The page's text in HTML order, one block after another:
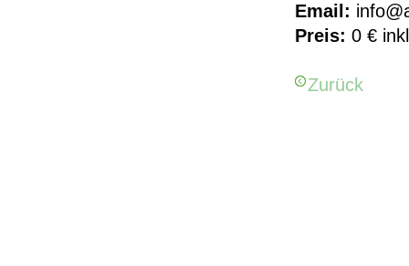
Email:
Preis: 0 €
Zurück